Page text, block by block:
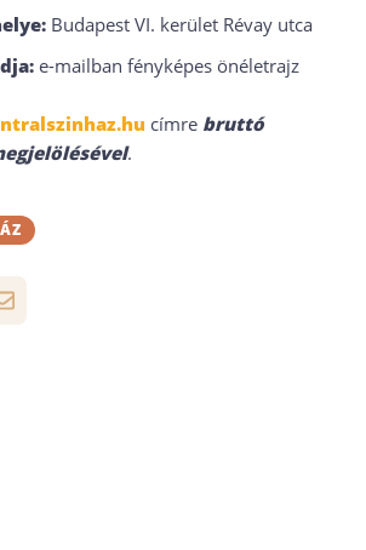
Budapest VI. kerület Révay utca
e-mailban fényképes önéletrajz
címre bruttó
.